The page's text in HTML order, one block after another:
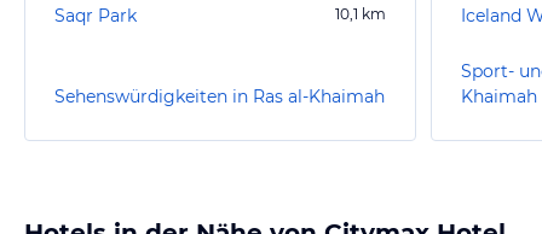
Saqr Park 10,1 km
Sehenswürdigkeiten in Ras al-Khaimah
Iceland
Sport-
Khaimah